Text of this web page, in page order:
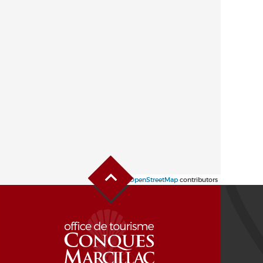
Leaflet OpenStreetMap contributors